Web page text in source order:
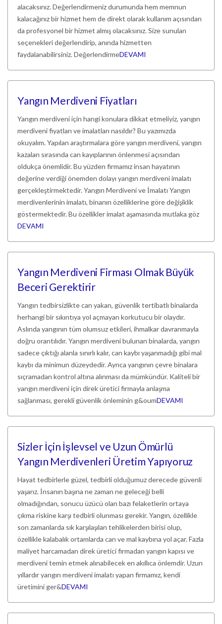
alacaksınız. Değerlendirmeniz durumunda hem memnun
kalacağınız bir hizmet hem de direkt olarak kullanım açısından
da profesyonel bir hizmet almış olacaksınız. Size sunulan
seçenekleri değerlendirip, anında hizmetten
faydalanabilirsiniz. DeğerlendirmeDEVAMI
Yangın Merdiveni Fiyatları
Yangın merdiveni için hangi konulara dikkat etmeliyiz, yangın
merdiveni fiyatları ve imalatları nasıldır? Bu yazımızda
okuyalım. Yapılan araştırmalara göre yangın merdiveni, yangın
kazaları sırasında can kayıplarının önlenmesi açısından
oldukça önemlidir. Bu yüzden firmamız insan hayatının
değerine verdiği önemden dolayı yangın merdiveni imalatı
gerçekleştirmektedir. Yangın Merdiveni ve İmalatı Yangın
merdivenlerinin imalatı, binanın özelliklerine göre değişiklik
göstermektedir. Bu özellikler imalat aşamasında mutlaka göz
DEVAMI
Yangın Merdiveni Firması Olmak Büyük
Beceri Gerektirir
Yangın tedbirsizlikte can yakan, güvenlik tertibatlı binalarda
herhangi bir sıkıntıya yol açmayan korkutucu bir olaydır.
Aslında yangının tüm olumsuz etkileri, ihmalkar davranmayla
doğru orantılıdır. Yangın merdiveni bulunan binalarda, yangın
sadece çıktığı alanla sınırlı kalır, can kaybı yaşanmadığı gibi mal
kaybı da minimun düzeydedir. Ayrıca yangının çevre binalara
sıçramadan kontrol altına alınması da mümkündür. Kaliteli bir
yangın merdiveni için direk üretici firmayla anlaşma
sağlanması, gerekli güvenlik önleminin g&oumDEVAMI
Sizler İçin İşlevsel ve Uzun Ömürlü
Yangın Merdivenleri Üretim Yapıyoruz
Hayat tedbirlerle güzel, tedbirli olduğumuz derecede güvenli
yaşarız. İnsanın başına ne zaman ne geleceği belli
olmadığından, sonucu üzücü olan bazı felaketlerin ortaya
çıkma riskine karşı tedbirli olunması gerekir. Yangın, özellikle
son zamanlarda sık karşılaşılan tehlikelerden birisi olup,
özellikle kalabalık ortamlarda can ve mal kaybına yol açar. Fazla
maliyet harcamadan direk üretici firmadan yangın kapısı ve
merdiveni temin etmek alınabilecek en akıllıca önlemdir. Uzun
yıllardır yangın merdiveni imalatı yapan firmamız, kendi
üretimini ger&DEVAMI